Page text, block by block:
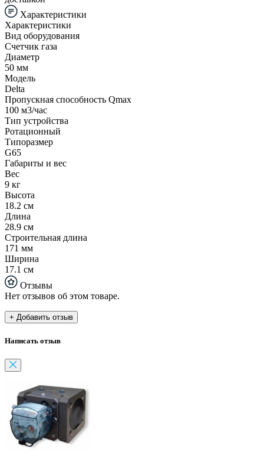
Характеристики
Характеристики
Вид оборудования
Счетчик газа
Диаметр
50 мм
Модель
Delta
Пропускная способность Qmax
100 м3/час
Тип устройства
Ротационный
Типоразмер
G65
Габариты и вес
Вес
9 кг
Высота
18.2 см
Длина
28.9 см
Строительная длина
171 мм
Ширина
17.1 см
Отзывы
Нет отзывов об этом товаре.
+ Добавить отзыв
Написать отзыв